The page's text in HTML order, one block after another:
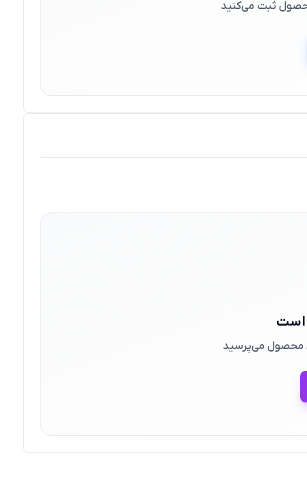
محصول ثبت می‌کنید
است
محصول می‌پرسید